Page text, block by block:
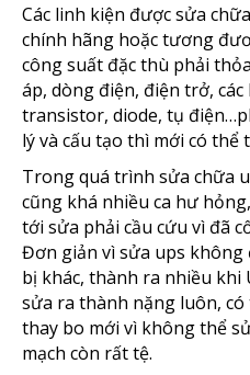
Các linh kiện được sửa
chính hãng hoặc tương
công suất đặc thù phải
áp, dòng điện, điện trở,
transistor, diode, tụ
lý và cấu tạo thì mới có thể
Trong quá trình sửa chữa
cũng khá nhiều ca hư
tới sửa phải cầu cứu vì đã
Đơn giản vì sửa ups
bị khác, thành ra nhiều khi
sửa ra thành nặng luôn,
thay bo mới vì không thể
mạch còn rất tệ.